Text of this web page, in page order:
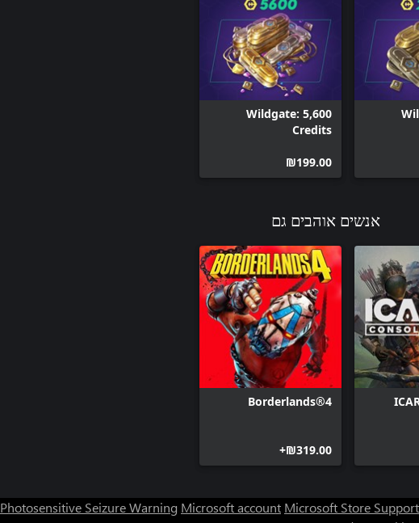
Wildgate: 5,600
Credits
‪₪‎199.00‬
אנשים אוהבים גם
Borderlands®4
‪₪‎319.00‬+
Photosensitive Seizure Warning Microsoft account Microsoft Store Support